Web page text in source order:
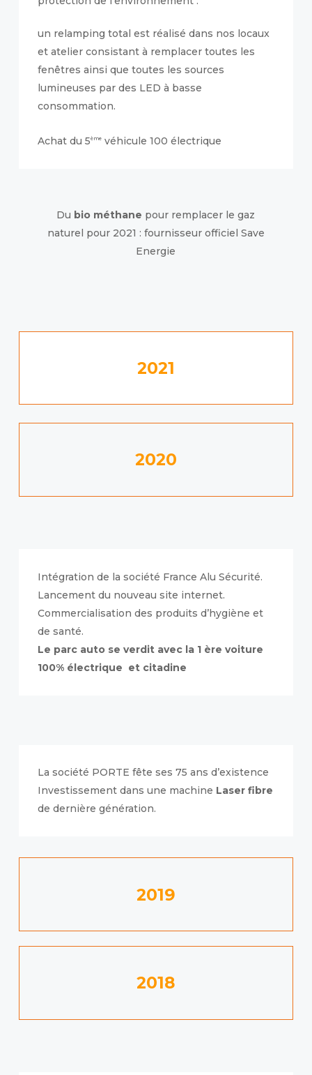
un relamping total est réalisé dans nos locaux
et atelier consistant à remplacer toutes les
fenêtres ainsi que toutes les sources
lumineuses par des LED à basse
consommation.
Achat du 5èmevéhicule 100 électrique
Du bio méthane pour remplacer le gaz
naturel pour 2021 : fournisseur officiel Save
Energie
2021
2020
Intégration de la société France Alu Sécurité.
Lancement du nouveau site internet.
Commercialisation des produits d’hygiène et
de santé.
Le parc auto se verdit avec la 1 ère voiture
100% électrique et citadine
La société PORTE fête ses 75 ans d’existence
Investissement dans une machine Laser fibre
de dernière génération.
2019
2018